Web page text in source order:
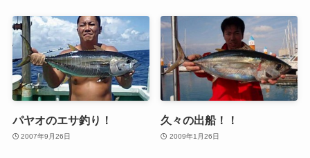
パヤオのエサ釣り！
2007年9月26日
久々の出船！！
2009年1月26日